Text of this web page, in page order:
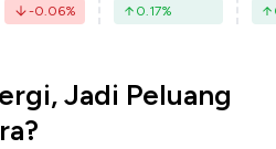
-0.06% 0.17%
Jadi Peluang